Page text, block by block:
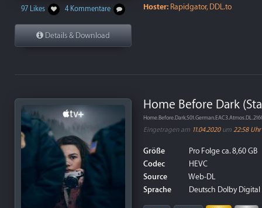
97 Likes 4 Kommentare
Details & Download
Hoster: Rapidgator, DDL.to
Home Before Dark
Eingetragen am 11.04.2020um 22:58 Uhr
Größe
Pro Folge ca. 8,60 GB
Codec
HEVC
Source
Web-DL
Sprache
Deutsch Dolby Digital